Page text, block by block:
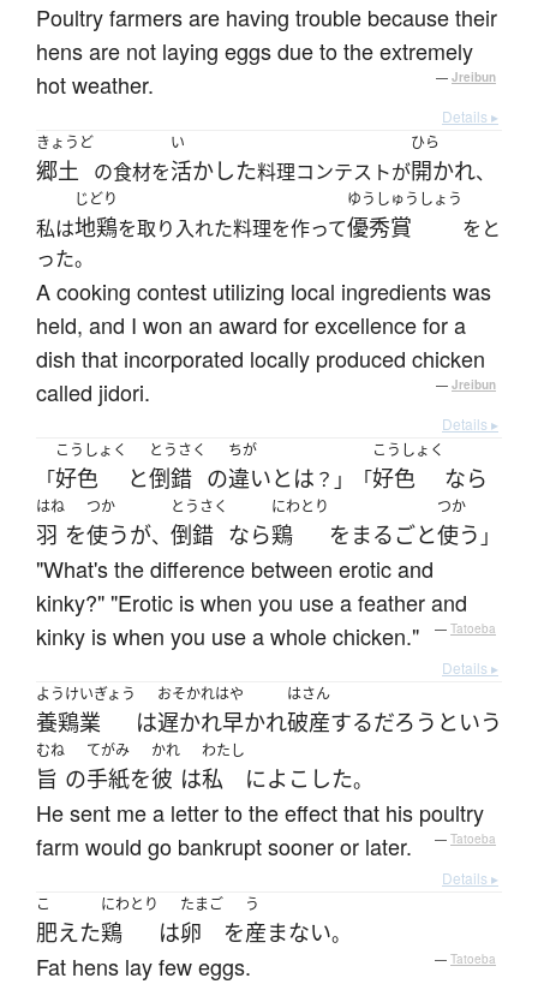
Poultry farmers are having trouble because their
hens are not laying eggs due to the extremely
hot weather.
— Jreibun
Details ▸
きょうど
郷土 の食材を
い
活かした料理コンテストが
ひら
開かれ、
私は
じどり
地鶏を取り入れた料理を作って
ゆうしゅうしょう
優秀賞
をと
った。
A cooking contest utilizing local ingredients was
held, and I won an award for excellence for a
dish that incorporated locally produced chicken
called jidori.
— Jreibun
Details ▸
「
こうしょく
好色 と
とうさく
倒錯 の
ちが
違いとは ？」「
こうしょく
好色 なら
はね
羽 を
つか
使うが、
とうさく
倒錯 なら
にわとり
鶏 を まるごと
つか
使う 」
"What's the difference between erotic and
kinky?" "Erotic is when you use a feather and
kinky is when you use a whole chicken."
— Tatoeba
Details ▸
ようけいぎょう
養鶏業 は
おそかれはや
遅かれ早かれ
はさん
破産するだろう という
むね
旨 の
てがみ
手紙を
かれ
彼 は
わたし
私 によこした。
He sent me a letter to the effect that his poultry
farm would go bankrupt sooner or later.
— Tatoeba
Details ▸
こ
肥えた
にわとり
鶏 は
たまご
卵 を
う
産まない。
Fat hens lay few eggs. — Tatoeba